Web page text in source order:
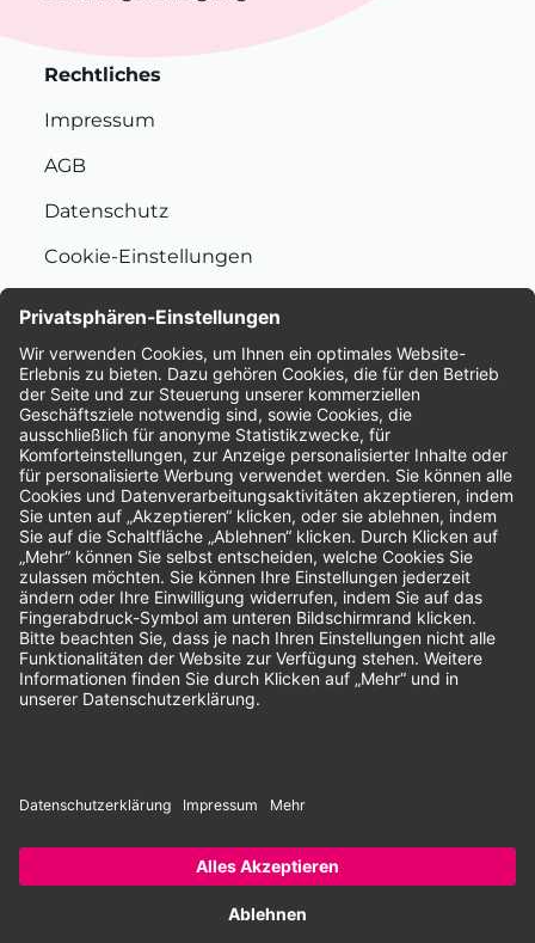
Rechtliches
Impressum
AGB
Datenschutz
Cookie-Einstellungen
Bewertungen
Unsere Zahlungsarten:
Rechnung SEPA-Lastschrift Vorkasse